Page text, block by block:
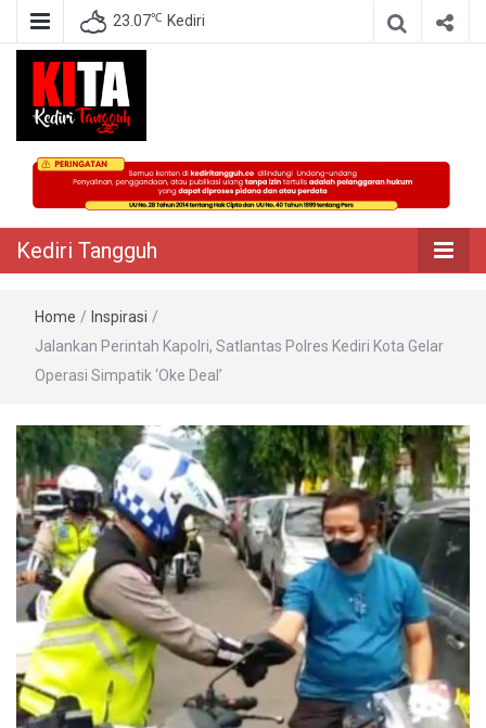
23.07℃ Kediri
Kediri Tangguh
Berita Akurat Terpercaya
Kediri Tangguh
Home / Inspirasi /
Jalankan Perintah Kapolri, Satlantas Polres Kediri Kota Gelar
Operasi Simpatik ‘Oke Deal’